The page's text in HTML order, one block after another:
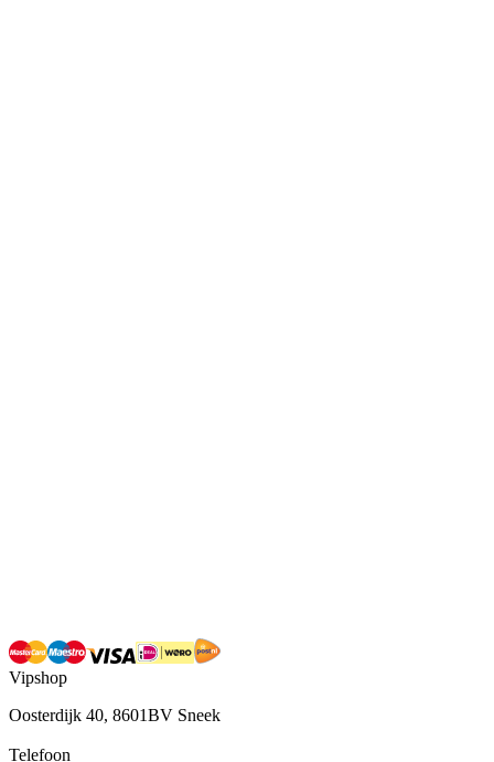
Vipshop
Oosterdijk 40, 8601BV Sneek
Telefoon